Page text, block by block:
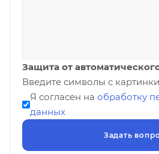
Защита от
Введите символы с картинки
Я согласен на обработку
данных